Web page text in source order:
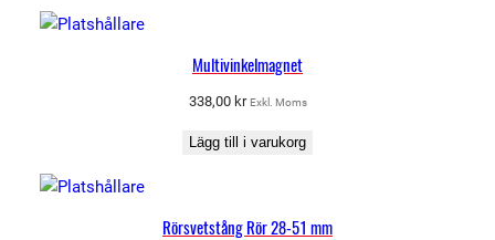
Multivinkelmagnet
338,00 kr Exkl. Moms
Lägg till i varukorg
Rörsvetstång Rör 28-51 mm